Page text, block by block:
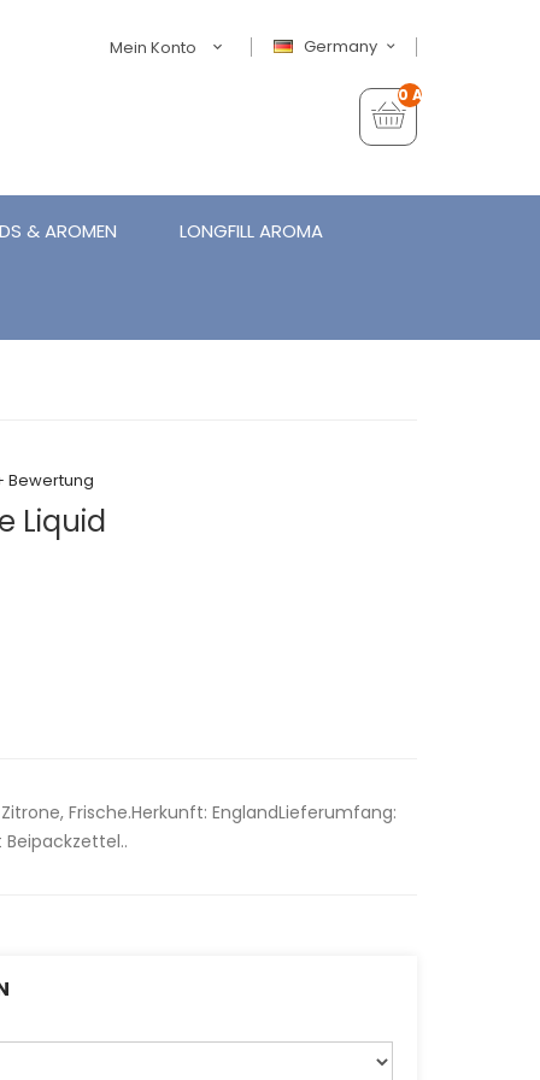
Germany
Mein Konto
0 Artikel - €0,00
& AROMEN LONGFILL AROMA
Bewertung
Liquid
Frische.Herkunft: EnglandLieferumfang: